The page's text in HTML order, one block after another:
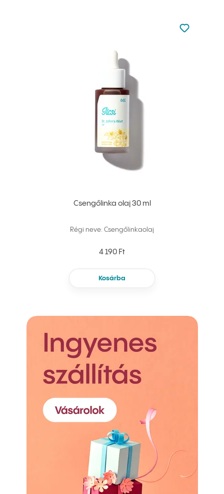
Csengőlinka olaj 30 ml
Régi neve: Csengőlinkaolaj
4 190 Ft
Kosárba
Nincsen
Hozzáadás